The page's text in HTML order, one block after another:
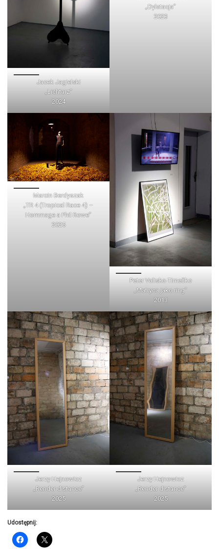
Jacek Jagielski
„Lichtarz”
2024
„Dylatacja”
2023
Marcin Berdyszak
„TR 4 (Tropical Race 4) –
Hommage a Phil Rowe”
2025
Peter Valiska-Timečko
„Matryca jako ring”
2013
Jerzy Hejnowicz
„Render distance”
2025
Jerzy Hejnowicz
„Render distance”
2025
Udostępnij: